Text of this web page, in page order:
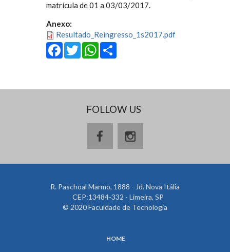
matrícula de 01 a 03/03/2017.
Anexo:
Resultado_Reingresso_1s2017.pdf
Facebook
Twitter
WhatsApp
FOLLOW US
R. Paschoal Marmo, 1888 - Jd. Nova Itália
CEP:13484-332 - Limeira, SP
© 2020 Faculdade de Tecnologia
HOME